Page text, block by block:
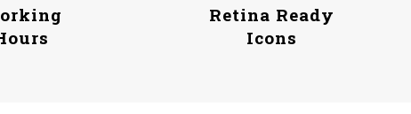
Retina Ready
Icons